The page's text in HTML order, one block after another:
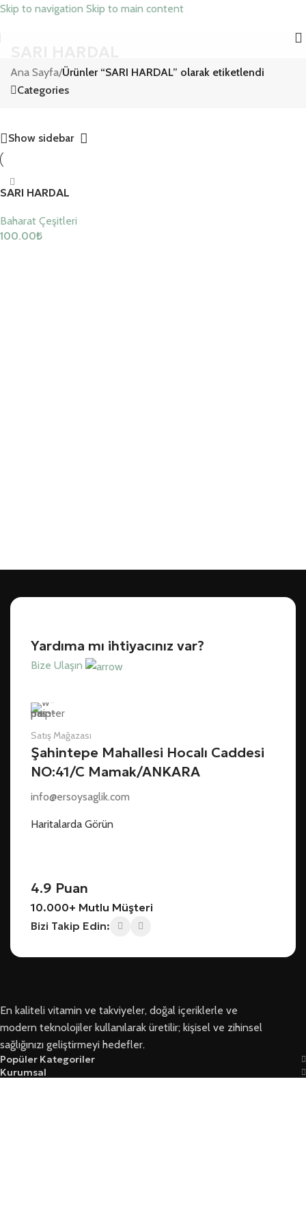
Skip to navigation Skip to main content
Ana Sayfa/Ürünler “SARI HARDAL” olarak etiketlendi
Categories
Show sidebar
SARI HARDAL
Baharat Çeşitleri
100.00₺
Yardıma mı ihtiyacınız var?
Bize Ulaşın
Satış Mağazası
Şahintepe Mahallesi Hocalı Caddesi
NO:41/C Mamak/ANKARA
info@ersoysaglik.com
Haritalarda Görün
4.9 Puan
10.000+ Mutlu Müşteri
Bizi Takip Edin:
En kaliteli vitamin ve takviyeler, doğal içeriklerle ve
modern teknolojiler kullanılarak üretilir; kişisel ve zihinsel
sağlığınızı geliştirmeyi hedefler.
Popüler Kategoriler
Kurumsal